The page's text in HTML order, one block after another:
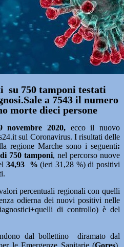
su 750 tamponi testati
a 7543 il numero
morte dieci persone
novembre2020, ecco il nuovo
sul Coronavirus. I risultati delle
regione Marche sono i seguenti:
750 tamponi, nel percorso nuove
34,93 % (ieri 31,28 %) di positivi
percentuali regionali con quelli
odierna dei nuovi positivi nelle
di controllo) è del
dal bollettino diramato dal
le Emergenze Sanitarie (Gores)